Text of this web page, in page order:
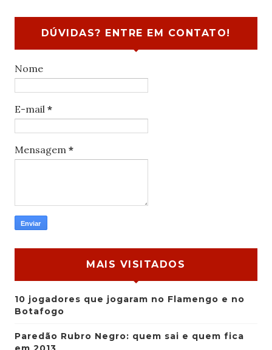
DÚVIDAS? ENTRE EM CONTATO!
Nome
E-mail *
Mensagem *
MAIS VISITADOS
10 jogadores que jogaram no Flamengo e no
Botafogo
Paredão Rubro Negro: quem sai e quem fica